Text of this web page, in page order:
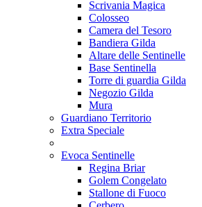
Scrivania Magica
Colosseo
Camera del Tesoro
Bandiera Gilda
Altare delle Sentinelle
Base Sentinella
Torre di guardia Gilda
Negozio Gilda
Mura
Guardiano Territorio
Extra Speciale
Evoca Sentinelle
Regina Briar
Golem Congelato
Stallone di Fuoco